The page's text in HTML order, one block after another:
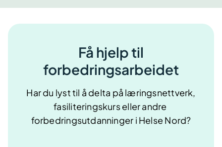
Få hjelp til
forbedringsarbeidet
Har du lyst til å delta på læringsnettverk,
fasiliteringskurs eller andre
forbedringsutdanninger i Helse Nord?